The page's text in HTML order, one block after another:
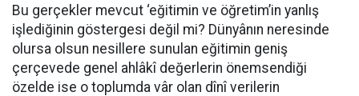
Bu gerçekler mevcut ‘eğitimin ve öğretim’in yanlış
işlediğinin göstergesi değil mi? Dünyânın neresinde
olursa olsun nesillere sunulan eğitimin geniş
çerçevede genel ahlâkî değerlerin önemsendiği
özelde ise o toplumda vâr olan dînî verilerin